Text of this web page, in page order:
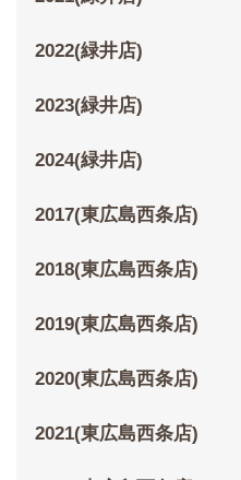
2022(緑井店)
2023(緑井店)
2024(緑井店)
2017(東広島西条店)
2018(東広島西条店)
2019(東広島西条店)
2020(東広島西条店)
2021(東広島西条店)